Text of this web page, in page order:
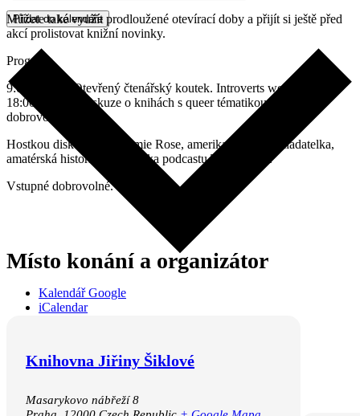
Přidat do kalendáře
Kalendář Google
iCalendar
Můžete také využít prodloužené otevírací doby a přijít si ještě před
akcí prolistovat knižní novinky.
Program:
9:00–18:00 | Otevřený čtenářský koutek. Introverts welcome!
18:00–20:00 | Diskuze o knihách s queer tématikou. Vstupné
dobrovolné
Hostkou diskuze bude Jamie Rose, amerikanistka, překladatelka,
amatérská historička a autorka podcastu Transistorie.
Vstupné dobrovolné.
Místo konání a organizátor
Knihovna Jiřiny Šiklové
Masarykovo nábřeží 8